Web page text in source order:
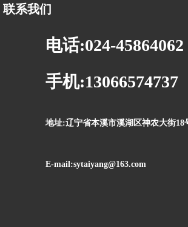
联系我们
电话:024-45864062
手机:13066574737
地址:辽宁省本溪市溪湖区神农大街18
E-mail:sytaiyang@163.com